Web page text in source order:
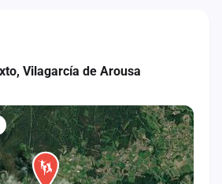
Vilagarcía de Arousa